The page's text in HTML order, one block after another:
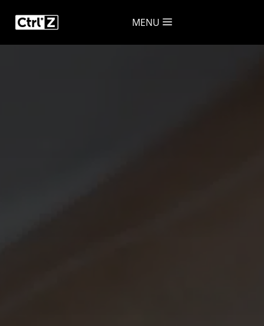
MENU a